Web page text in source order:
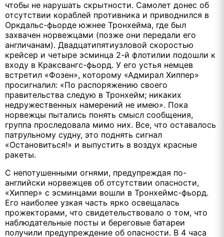
чтобы не нарушать скрытности. Самолет донес об
отсутствии кораблей противника и приводнился в
Оркдальс-фьорде южнее Тронхейма, где был
захвачен норвежцами (позже они передали его
англичанам). Двадцатипятиузловой скоростью
крейсер и четыре эсминца 2-й флотилии подошли к
входу в Краксвангс-фьорд. У его устья немцев
встретил «Фозен», которому «Адмирал Хиппер»
просигналил: «По распоряжению своего
правительства следую в Тронхейм; никаких
недружественных намерений не имею». Пока
норвежцы пытались понять смысл сообщения,
группа проследовала мимо них. Все, что оставалось
патрульному судну, это поднять сигнал
«Остановиться!» и выпустить в воздух красные
ракеты.
С непотушенными огнями, предупреждая по-
английски норвежцев об отсутствии опасности,
«Хиппер» с эсминцами вошли в Тронхеймс-фьорд.
Его наиболее узкая часть ярко освещалась
прожекторами, что свидетельствовало о том, что
наблюдательные посты и береговые батареи
получили предупреждение об опасности. В 4 часа